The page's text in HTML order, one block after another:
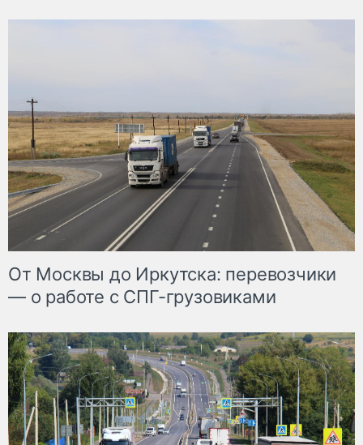
От Москвы до Иркутска: перевозчики
— о работе с СПГ-грузовиками